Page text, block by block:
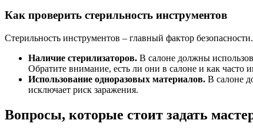
Как проверить стерильность инструментов
Стерильность инструментов – главный фактор
Наличие стерилизаторов. В салоне должны
Обратите внимание, есть ли они в салоне и как часто
Использование одноразовых материалов. В салоне
исключает риск заражения.
Вопросы, которые стоит задать